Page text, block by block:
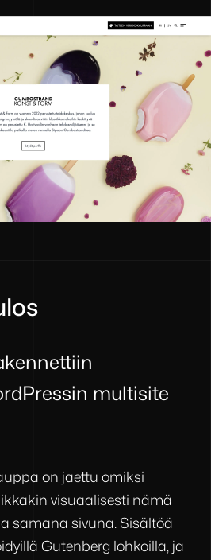
multisite
on jaettu omiksi
visuaalisesti nämä
samana sivuna. Sisältöä
Gutenberg lohkoilla, ja